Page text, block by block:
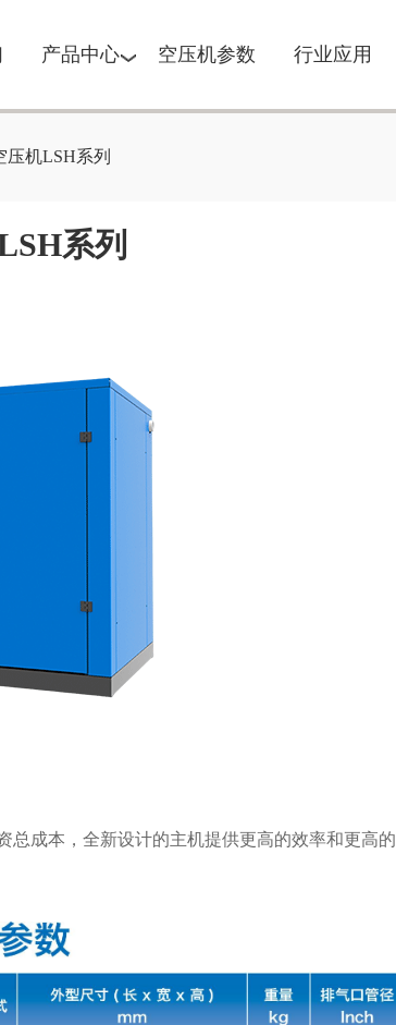
产品中心 空压机参数 行业应用
机LSH系列
系列
总成本，全新设计的主机提供更高的效率和更高的